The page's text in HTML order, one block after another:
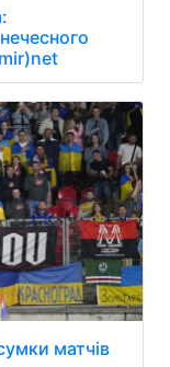
матчів